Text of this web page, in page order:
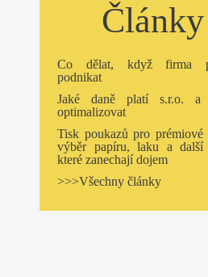
Články
Co dělat, když firma
podnikat
Jaké daně platí s.r.o.
optimalizovat
Tisk poukazů pro prémiové
výběr papíru, laku a další
které zanechají dojem
>>>Všechny články